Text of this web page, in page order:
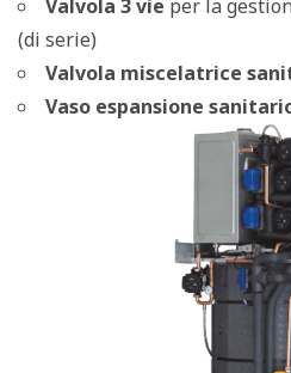
Valvola 3 vie per la
(di serie)
Valvola miscelatrice
Vaso espansione